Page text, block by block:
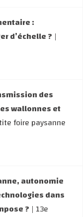
:
d’échelle ? |
des
wallonnes et
foire paysanne
autonomie
dans
? | 13e